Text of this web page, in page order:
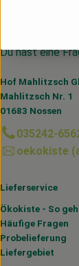
Du hast eine
Hof Mahlitzsch
Mahlitzsch Nr. 1
01683 Nossen
035242-
oekokiste
Lieferservice
Ökokiste - So
Häufige Fragen
Probelieferung
Liefergebiet